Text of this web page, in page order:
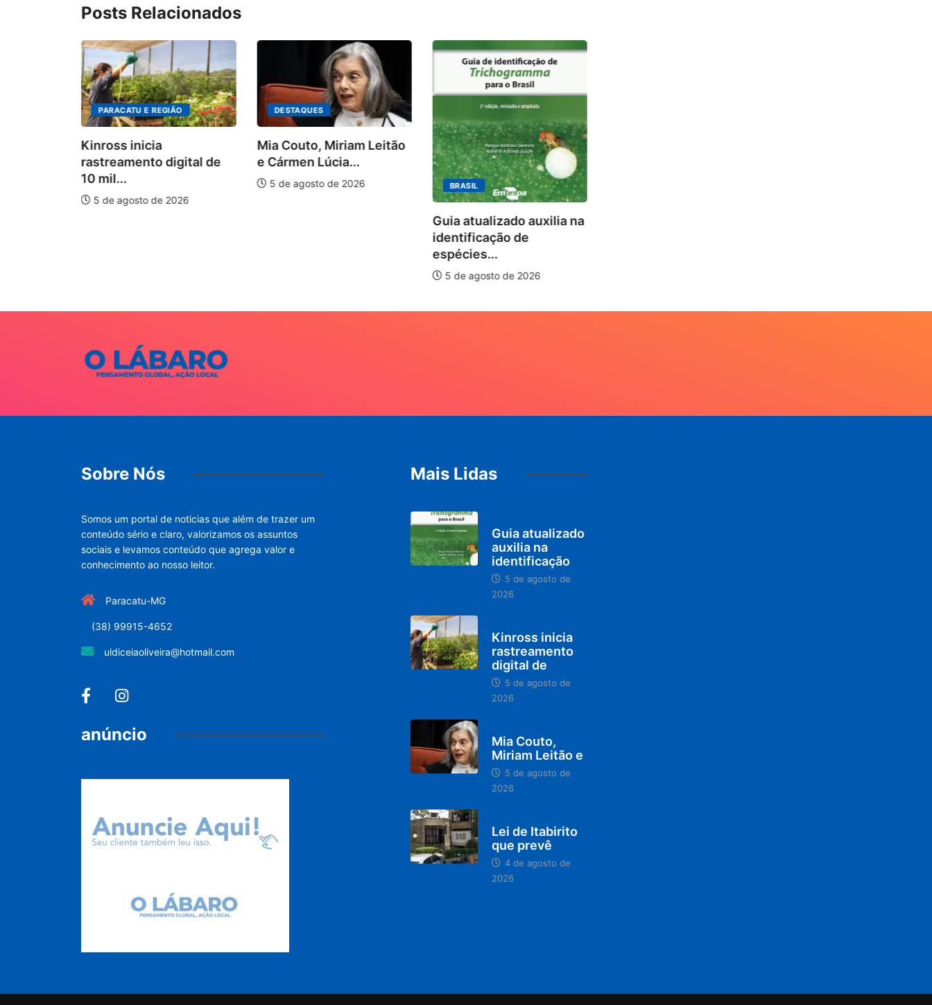
Posts Relacionados
PARACATU E REGIÃO
Kinross inicia
rastreamento digital de
10 mil...
5 de agosto de 2026
DESTAQUES
Mia Couto, Miriam Leitão
e Cármen Lúcia...
5 de agosto de 2026 BRASIL
Guia atualizado auxilia na
identificação de
espécies...
5 de agosto de 2026
Sobre Nós
Somos um portal de noticias que além de trazer um
conteúdo sério e claro, valorizamos os assuntos
sociais e levamos conteúdo que agrega valor e
conhecimento ao nosso leitor.
Paracatu-MG
(38) 99915-4652
uldiceiaoliveira@hotmail.com
anúncio
Mais Lidas
Guia atualizado
auxilia na
identificação
5 de agosto de
2026
Kinross inicia
rastreamento
digital de
5 de agosto de
2026
Mia Couto,
Miriam Leitão e
5 de agosto de
2026
Lei de Itabirito
que prevê
4 de agosto de
2026